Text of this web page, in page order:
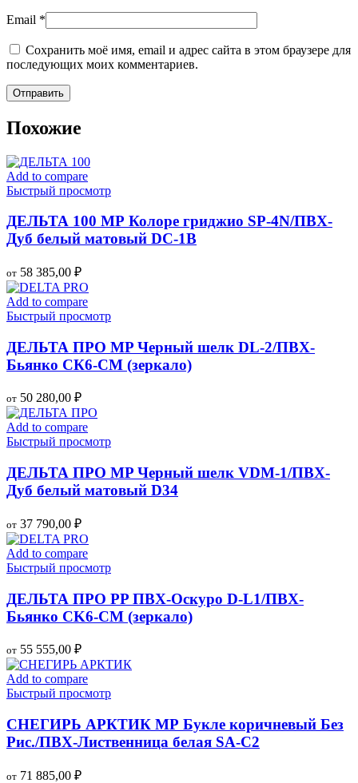
Email *
Сохранить моё имя, email и адрес сайта в этом браузере для
последующих моих комментариев.
Похожие
Add to compare
Быстрый просмотр
ДЕЛЬТА 100 МР Колоре гриджио SP-4N/ПВХ-
Дуб белый матовый DC-1B
от 58 385,00 ₽
Add to compare
Быстрый просмотр
ДЕЛЬТА ПРО MP Черный шелк DL-2/ПВХ-
Бьянко СК6-СМ (зеркало)
от 50 280,00 ₽
Add to compare
Быстрый просмотр
ДЕЛЬТА ПРО MP Черный шелк VDM-1/ПВХ-
Дуб белый матовый D34
от 37 790,00 ₽
Add to compare
Быстрый просмотр
ДЕЛЬТА ПРО PP ПВХ-Оскуро D-L1/ПВХ-
Бьянко CK6-CM (зеркало)
от 55 555,00 ₽
Add to compare
Быстрый просмотр
СНЕГИРЬ АРКТИК МР Букле коричневый Без
Рис./ПВХ-Лиственница белая SA-C2
от 71 885,00 ₽